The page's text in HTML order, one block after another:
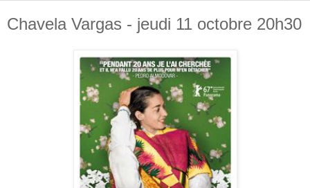
Chavela Vargas - jeudi 11 octobre 20h30